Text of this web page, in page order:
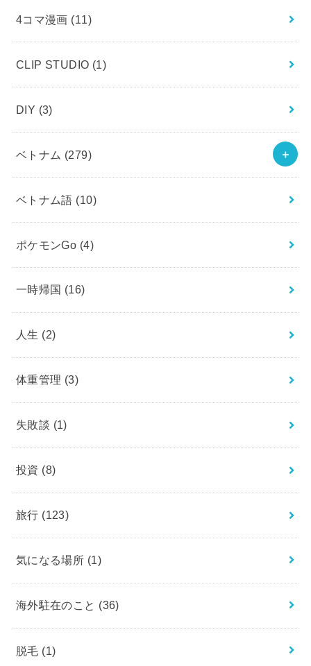
4コマ漫画 (11)
CLIP STUDIO (1)
DIY (3)
ベトナム (279)
ベトナム語 (10)
ポケモンGo (4)
一時帰国 (16)
人生 (2)
体重管理 (3)
失敗談 (1)
投資 (8)
旅行 (123)
気になる場所 (1)
海外駐在のこと (36)
脱毛 (1)